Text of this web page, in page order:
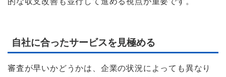
自社に合ったサービスを見極める
審査が早いかどうかは、企業の状況によっても異なり